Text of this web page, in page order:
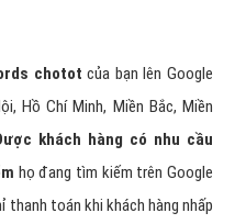
chototcủa bạn lên Google
Hồ Chí Minh, Miền Bắc, Miền
khách hàng có nhu cầu
họ đang tìm kiếm trên Google
thanh toán khi khách hàng nhấp